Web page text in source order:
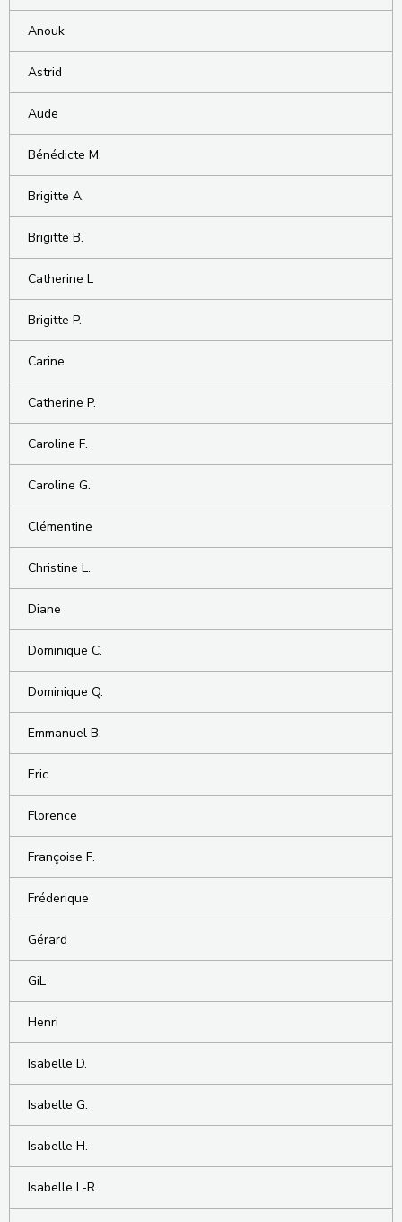
Anouk
Astrid
Aude
Bénédicte M.
Brigitte A.
Brigitte B.
Catherine L
Brigitte P.
Carine
Catherine P.
Caroline F.
Caroline G.
Clémentine
Christine L.
Diane
Dominique C.
Dominique Q.
Emmanuel B.
Eric
Florence
Françoise F.
Fréderique
Gérard
GiL
Henri
Isabelle D.
Isabelle G.
Isabelle H.
Isabelle L-R